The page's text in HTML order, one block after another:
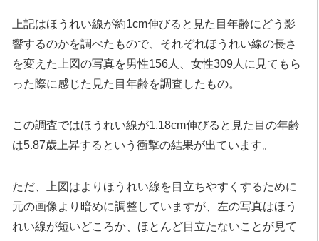
上記はほうれい線が約1cm伸びると見た目年齢にどう影
響するのかを調べたもので、それぞれほうれい線の長さ
を変えた上図の写真を男性156人、女性309人に見てもら
った際に感じた見た目年齢を調査したもの。
この調査ではほうれい線が1.18cm伸びると見た目の年齢
は5.87歳上昇するという衝撃の結果が出ています。
ただ、上図はよりほうれい線を目立ちやすくするために
元の画像より暗めに調整していますが、左の写真はほう
れい線が短いどころか、ほとんど目立たないことが見て